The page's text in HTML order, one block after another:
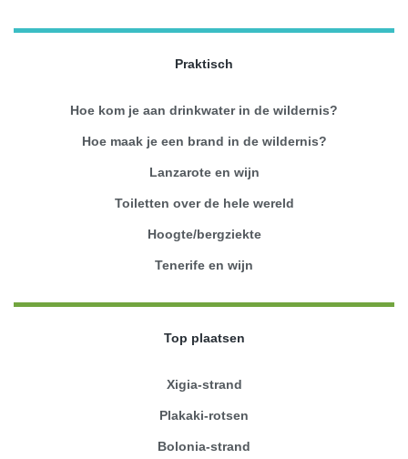
Praktisch
Hoe kom je aan drinkwater in de wildernis?
Hoe maak je een brand in de wildernis?
Lanzarote en wijn
Toiletten over de hele wereld
Hoogte/bergziekte
Tenerife en wijn
Top plaatsen
Xigia-strand
Plakaki-rotsen
Bolonia-strand